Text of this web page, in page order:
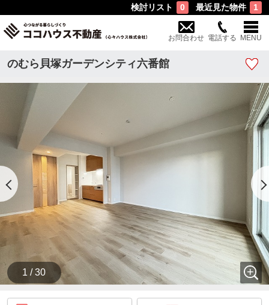
検討リスト 0 最近見た物件 1
お問合わせ 電話する MENU
のむら貝塚ガーデンシティ六番館
1 / 30